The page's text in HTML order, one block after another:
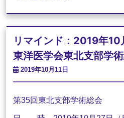
リマインド：2019年
東洋医学会東北支部学
2019年10月11日
第35回東北支部学術総会